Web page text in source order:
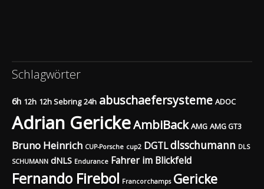
Schlagwörter
6h 12h 12h Sebring 24h abuschaefersysteme ADOC
Adrian GerickeAmbiBack AMG AMG GT3
Bruno Heinrich CUP-Porsche cup2 DGTLdlsschumann DLS
SCHUMANN dNLS Endurance Fahrer im Blickfeld
Fernando Firebol Francorchamps Gericke